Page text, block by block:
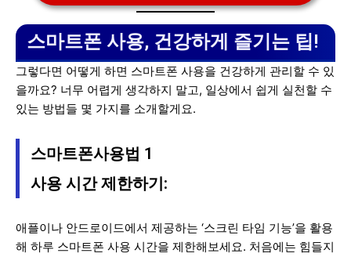
스마트폰 사용, 건강하게 즐기는 팁!
그렇다면 어떻게 하면 스마트폰 사용을 건강하게 관리할 수 있
을까요? 너무 어렵게 생각하지 말고, 일상에서 쉽게 실천할 수
있는 방법들 몇 가지를 소개할게요.
스마트폰사용법 1
사용 시간 제한하기:
애플이나 안드로이드에서 제공하는 ‘스크린 타임 기능’을 활용
해 하루 스마트폰 사용 시간을 제한해보세요. 처음에는 힘들지